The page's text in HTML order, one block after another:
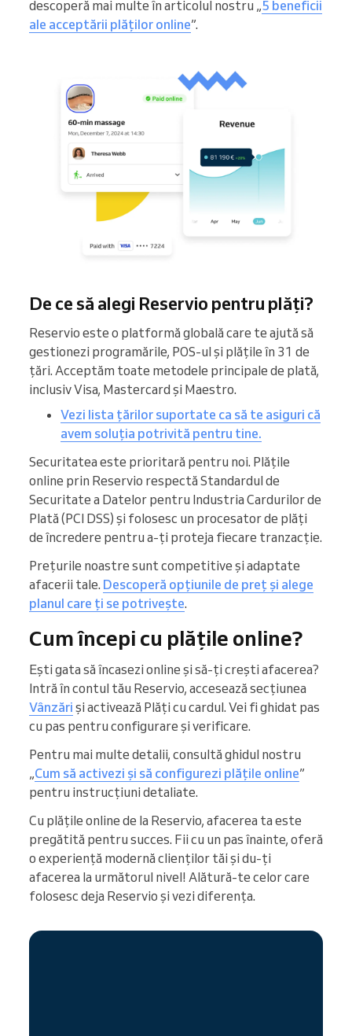
descoperă mai multe în articolul nostru „5 beneficii
ale acceptării plăților online”.
De ce să alegi Reservio pentru plăți?
Reservio este o platformă globală care te ajută să
gestionezi programările, POS-ul și plățile în 31 de
țări. Acceptăm toate metodele principale de plată,
inclusiv Visa, Mastercard și Maestro.
Vezi lista țărilor suportate ca să te asiguri că
avem soluția potrivită pentru tine.
Securitatea este prioritară pentru noi. Plățile
online prin Reservio respectă Standardul de
Securitate a Datelor pentru Industria Cardurilor de
Plată (PCI DSS) și folosesc un procesator de plăți
de încredere pentru a-ți proteja fiecare tranzacție.
Prețurile noastre sunt competitive și adaptate
afacerii tale. Descoperă opțiunile de preț și alege
planul care ți se potrivește.
Cum începi cu plățile online?
Ești gata să încasezi online și să-ți crești afacerea?
Intră în contul tău Reservio, accesează secțiunea
Vânzări și activează Plăți cu cardul. Vei fi ghidat pas
cu pas pentru configurare și verificare.
Pentru mai multe detalii, consultă ghidul nostru
„Cum să activezi și să configurezi plățile online”
pentru instrucțiuni detaliate.
Cu plățile online de la Reservio, afacerea ta este
pregătită pentru succes. Fii cu un pas înainte, oferă
o experiență modernă clienților tăi și du-ți
afacerea la următorul nivel! Alătură-te celor care
folosesc deja Reservio și vezi diferența.